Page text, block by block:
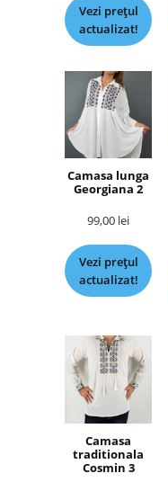
Vezi prețul
actualizat!
Camasa lunga
Georgiana 2
99,00 lei
Vezi prețul
actualizat!
Camasa
traditionala
Cosmin 3